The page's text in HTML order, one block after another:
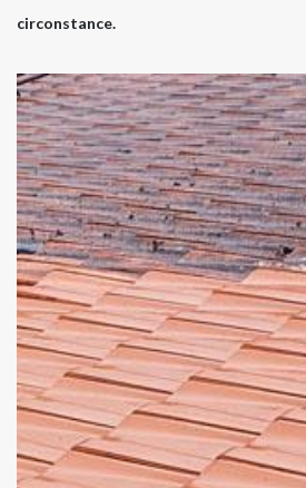
circonstance.